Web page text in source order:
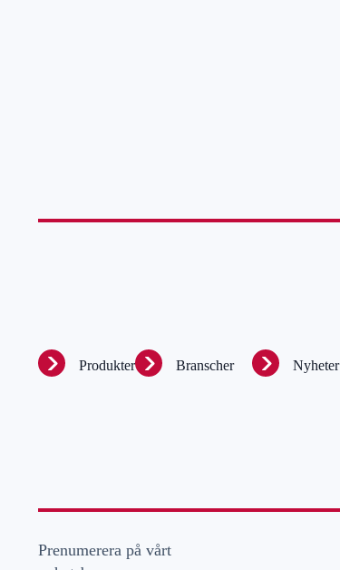
Produkter Branscher Nyheter
Prenumerera på vårt